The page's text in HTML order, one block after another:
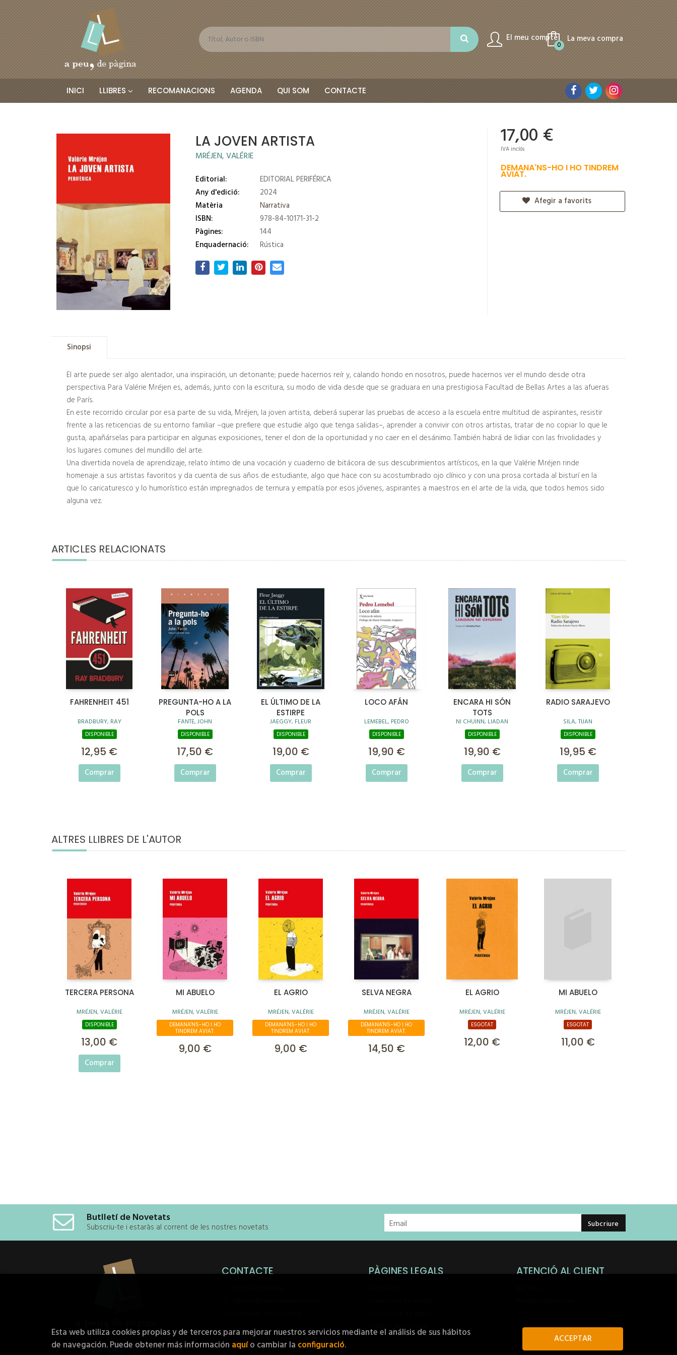
El meu compte La meva compra
0
INICI LLIBRES RECOMANACIONS AGENDA QUI SOM CONTACTE
LA JOVEN ARTISTA
MRÉJEN, VALÉRIE
Editorial:
EDITORIAL PERIFÉRICA
Any d'edició:
2024
Matèria
Narrativa
ISBN:
978-84-10171-31-2
Pàgines:
144
Enquadernació:
Rústica
17,00 €
IVA inclós
DEMANA'NS-HO I HO TINDREM
AVIAT.
Afegir a favorits
Sinopsi
El arte puede ser algo alentador, una inspiración, un detonante; puede hacernos reír y, calando hondo en nosotros, puede hacernos ver el mundo desde otra
perspectiva. Para Valérie Mréjen es, además, junto con la escritura, su modo de vida desde que se graduara en una prestigiosa Facultad de Bellas Artes a las afueras
de París.
En este recorrido circular por esa parte de su vida, Mréjen, la joven artista, deberá superar las pruebas de acceso a la escuela entre multitud de aspirantes, resistir
frente a las reticencias de su entorno familiar –que prefiere que estudie algo que tenga salidas–, aprender a convivir con otros artistas, tratar de no copiar lo que le
gusta, apañárselas para participar en algunas exposiciones, tener el don de la oportunidad y no caer en el desánimo. También habrá de lidiar con las frivolidades y
los lugares comunes del mundillo del arte.
Una divertida novela de aprendizaje, relato íntimo de una vocación y cuaderno de bitácora de sus descubrimientos artísticos, en la que Valérie Mréjen rinde
homenaje a sus artistas favoritos y da cuenta de sus años de estudiante, algo que hace con su acostumbrado ojo clínico y con una prosa cortada al bisturí en la
que lo caricaturesco y lo humorístico están impregnados de ternura y empatía por esos jóvenes, aspirantes a maestros en el arte de la vida, que todos hemos sido
alguna vez.
ARTICLES RELACIONATS
FAHRENHEIT 451
BRADBURY, RAY
DISPONIBLE
12,95 €
Comprar
PREGUNTA-HO A LA
POLS
FANTE, JOHN
DISPONIBLE
17,50 €
Comprar
EL ÚLTIMO DE LA
ESTIRPE
JAEGGY, FLEUR
DISPONIBLE
19,00 €
Comprar
LOCO AFÁN
LEMEBEL, PEDRO
DISPONIBLE
19,90 €
Comprar
ENCARA HI SÓN
TOTS
NI CHUINN, LIADAN
DISPONIBLE
19,90 €
Comprar
RADIO SARAJEVO
SILA, TIJAN
DISPONIBLE
19,95 €
Comprar
ALTRES LLIBRES DE L'AUTOR
TERCERA PERSONA
MRÉJEN, VALÉRIE
DISPONIBLE
13,00 €
Comprar
MI ABUELO
MRÉJEN, VALÉRIE
DEMANA'NS-HO I HO
TINDREM AVIAT.
9,00 €
EL AGRIO
MRÉJEN, VALÉRIE
DEMANA'NS-HO I HO
TINDREM AVIAT.
9,00 €
SELVA NEGRA
MRÉJEN, VALÉRIE
DEMANA'NS-HO I HO
TINDREM AVIAT.
14,50 €
EL AGRIO
MRÉJEN, VALÉRIE
ESGOTAT
12,00 €
MI ABUELO
MRÉJEN, VALÉRIE
ESGOTAT
11,00 €
Butlletí de Novetats
Subscriu-te i estaràs al corrent de les nostres novetats
CONTACTE PÀGINES LEGALS
Política de Cookies
ATENCIÓ AL CLIENT
Esta web utiliza cookies propias y de terceros para mejorar nuestros servicios mediante el análisis de sus hábitos
de navegación. Puede obtener más información aquío cambiar la configuració. ACCEPTAR